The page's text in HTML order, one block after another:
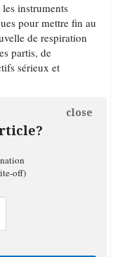
instruments
pour mettre fin au
de respiration
partis, de
sérieux et
close
off)